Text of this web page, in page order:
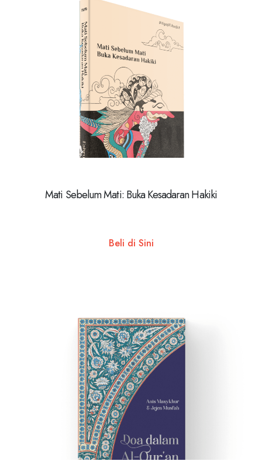
Mati Sebelum Mati: Buka Kesadaran Hakiki
Beli di Sini